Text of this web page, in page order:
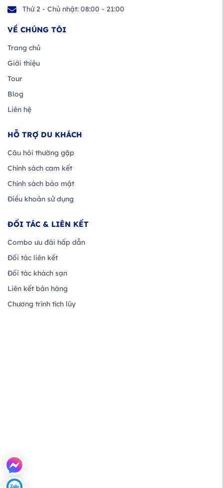
Thứ 2 - Chủ nhật: 08:00 - 21:00
VỀ CHÚNG TÔI
Trang chủ
Giới thiệu
Tour
Blog
Liên hệ
HỖ TRỢ DU KHÁCH
Câu hỏi thường gặp
Chính sách cam kết
Chính sách bảo mật
Điều khoản sử dụng
ĐỐI TÁC & LIÊN KẾT
Combo ưu đãi hấp dẫn
Đối tác liên kết
Đối tác khách sạn
Liên kết bán hàng
Chương trình tích lũy